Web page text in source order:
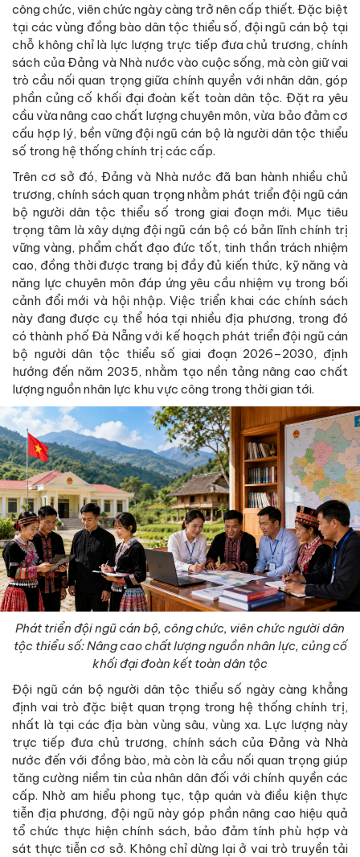
công chức, viên chức ngày càng trở nên cấp thiết. Đặc biệt
tại các vùng đồng bào dân tộc thiểu số, đội ngũ cán bộ tại
chỗ không chỉ là lực lượng trực tiếp đưa chủ trương, chính
sách của Đảng và Nhà nước vào cuộc sống, mà còn giữ vai
trò cầu nối quan trọng giữa chính quyền với nhân dân, góp
phần củng cố khối đại đoàn kết toàn dân tộc. Đặt ra yêu
cầu vừa nâng cao chất lượng chuyên môn, vừa bảo đảm cơ
cấu hợp lý, bền vững đội ngũ cán bộ là người dân tộc thiểu
số trong hệ thống chính trị các cấp.
Trên cơ sở đó, Đảng và Nhà nước đã ban hành nhiều chủ
trương, chính sách quan trọng nhằm phát triển đội ngũ cán
bộ người dân tộc thiểu số trong giai đoạn mới. Mục tiêu
trọng tâm là xây dựng đội ngũ cán bộ có bản lĩnh chính trị
vững vàng, phẩm chất đạo đức tốt, tinh thần trách nhiệm
cao, đồng thời được trang bị đầy đủ kiến thức, kỹ năng và
năng lực chuyên môn đáp ứng yêu cầu nhiệm vụ trong bối
cảnh đổi mới và hội nhập. Việc triển khai các chính sách
này đang được cụ thể hóa tại nhiều địa phương, trong đó
có thành phố Đà Nẵng với kế hoạch phát triển đội ngũ cán
bộ người dân tộc thiểu số giai đoạn 2026–2030, định
hướng đến năm 2035, nhằm tạo nền tảng nâng cao chất
lượng nguồn nhân lực khu vực công trong thời gian tới.
Phát triển đội ngũ cán bộ, công chức, viên chức người dân
tộc thiểu số: Nâng cao chất lượng nguồn nhân lực, củng cố
khối đại đoàn kết toàn dân tộc
Đội ngũ cán bộ người dân tộc thiểu số ngày càng khẳng
định vai trò đặc biệt quan trọng trong hệ thống chính trị,
nhất là tại các địa bàn vùng sâu, vùng xa. Lực lượng này
trực tiếp đưa chủ trương, chính sách của Đảng và Nhà
nước đến với đồng bào, mà còn là cầu nối quan trọng giúp
tăng cường niềm tin của nhân dân đối với chính quyền các
cấp. Nhờ am hiểu phong tục, tập quán và điều kiện thực
tiễn địa phương, đội ngũ này góp phần nâng cao hiệu quả
tổ chức thực hiện chính sách, bảo đảm tính phù hợp và
sát thực tiễn cơ sở. Không chỉ dừng lại ở vai trò truyền tải